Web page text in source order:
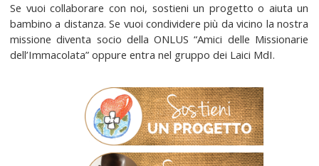
Se vuoi collaborare con noi, sostieni un progetto o aiuta un
bambino a distanza. Se vuoi condividere più da vicino la nostra
missione diventa socio della ONLUS “Amici delle Missionarie
dell’Immacolata” oppure entra nel gruppo dei Laici MdI.